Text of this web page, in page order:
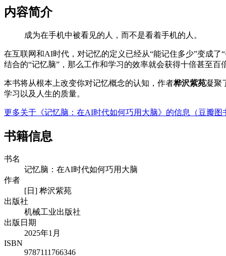
内容简介
成为在手机中被看见的人，而不是看着手机的人。
在互联网和AI时代，对记忆的定义已经从“能记住多少”变成
结合的“记忆脑”，那么工作和学习的效率就会获得十倍甚至百
本书将从根本上改变你对记忆概念的认知，作者桦沢紫苑凝聚
学习以及人生的质量。
更多关于《记忆脑：在AI时代如何巧用大脑》的信息（豆瓣图
书籍信息
书名
记忆脑：在AI时代如何巧用大脑
作者
[日] 桦沢紫苑
出版社
机械工业出版社
出版日期
2025年1月
ISBN
9787111766346